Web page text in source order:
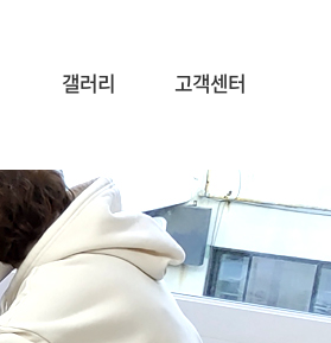
갤러리 고객센터